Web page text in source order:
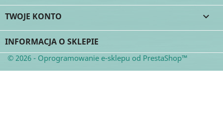
TWOJE KONTO 
INFORMACJA O SKLEPIE
© 2026 - Oprogramowanie e-sklepu od PrestaShop™